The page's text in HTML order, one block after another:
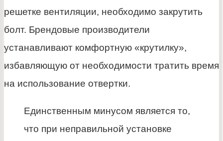
решетке вентиляции, необходимо закрутить
болт. Брендовые производители
устанавливают комфортную «крутилку»,
избавляющую от необходимости тратить время
на использование отвертки.
Единственным минусом является то,
что при неправильной установке